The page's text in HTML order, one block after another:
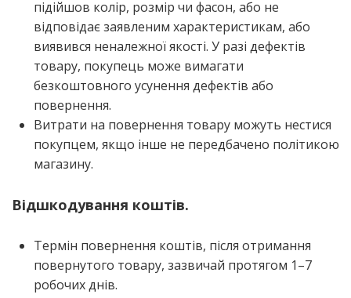
піді­йшов колір, роз­мір чи фасон, або не
від­по­від­ає заяв­ле­ним хара­кте­ри­сти­кам, або
виявив­ся нена­ле­жної яко­сті. У разі дефе­ктів
това­ру, поку­пець може вима­га­ти
без­ко­штов­но­го усу­не­н­ня дефе­ктів або
повернення.
Витра­ти на повер­не­н­ня това­ру можуть нести­ся
поку­пцем, якщо інше не перед­ба­че­но полі­ти­кою
магазину.
Відшкодування коштів.
Тер­мін повер­не­н­ня коштів, після отри­ма­н­ня
повер­ну­то­го това­ру, зазви­чай про­тя­гом 1–7
робо­чих днів.